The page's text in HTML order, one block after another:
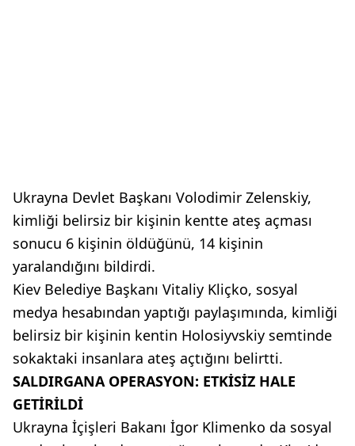
Ukrayna Devlet Başkanı Volodimir Zelenskiy,
kimliği belirsiz bir kişinin kentte ateş açması
sonucu 6 kişinin öldüğünü, 14 kişinin
yaralandığını bildirdi.
Kiev Belediye Başkanı Vitaliy Kliçko, sosyal
medya hesabından yaptığı paylaşımında, kimliği
belirsiz bir kişinin kentin Holosiyvskiy semtinde
sokaktaki insanlara ateş açtığını belirtti.
SALDIRGANA OPERASYON: ETKİSİZ HALE
GETİRİLDİ
Ukrayna İçişleri Bakanı İgor Klimenko da sosyal